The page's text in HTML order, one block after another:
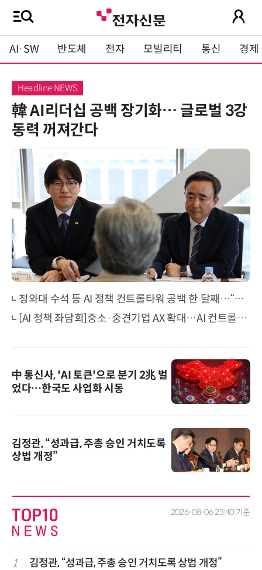
AI·SW 반도체 전자 모빌리티 통신 경제
韓 AI리더십 공백 장기화… 글로벌 3강
동력 꺼져간다
청와대 수석 등 AI 정책 컨트롤타워 공백 한 달째…“후임 인선 시급”
[AI 정책 좌담회]중소·중견기업 AX 확대…AI 컨트롤타워 역할 재편해야
中 통신사, 'AI 토큰'으로 분기 2兆 벌
었다…한국도 사업화 시동
김정관, “성과급, 주총 승인 거치도록
상법 개정”
2026-08-06 23:40 기준
1 김정관, “성과급, 주총 승인 거치도록 상법 개정”